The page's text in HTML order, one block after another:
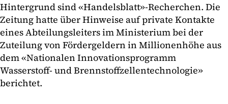
Hintergrund sind «Handelsblatt»-Recherchen. Die
Zeitung hatte über Hinweise auf private Kontakte
eines Abteilungsleiters im Ministerium bei der
Zuteilung von Fördergeldern in Millionenhöhe aus
dem «Nationalen Innovationsprogramm
Wasserstoff- und Brennstoffzellentechnologie»
berichtet.